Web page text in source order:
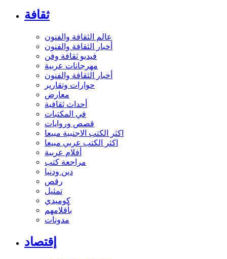
ثقافة
عالم الثقافة والفنون
أخبار الثقافة والفنون
فيديو ثقافة وفن
مهرجانات عربية
أخبار الثقافة والفنون
حوارات وتقارير
معارض
أحداث ثقافية
في المكتبات
قصص وروايات
اكثر الكتب الاجنبية مبيعا
اكثر الكتب عربي مبيعا
أفلام عربية
مراجعة كتب
دين ودنيا
رقص
تمثيل
كوميدي
بأقلامهم
مدونات
إقتصاد